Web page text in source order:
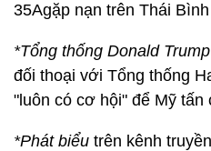
35Agặp nạn trên Thái
*Tổng thống Donald Trump
đối thoại với Tổng thống
"luôn có cơ hội" để Mỹ tấn
*Phát biểu trên kênh